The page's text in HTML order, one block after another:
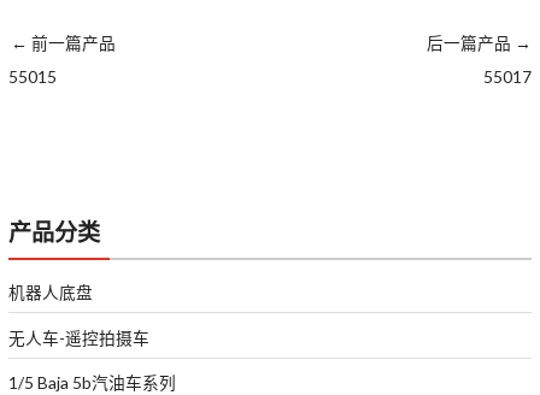
产品分类
机器人底盘
无人车-遥控拍摄车
1/5 Baja 5b汽油车系列
← 前一篇产品
55015
后一篇产品 →
55017